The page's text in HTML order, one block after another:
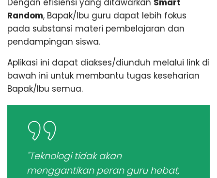
Dengan efisiensi yang ditawarkan Smart
Random, Bapak/Ibu guru dapat lebih fokus
pada substansi materi pembelajaran dan
pendampingan siswa.
Aplikasi ini dapat diakses/diunduh melalui link di
bawah ini untuk membantu tugas keseharian
Bapak/Ibu semua.
"Teknologi tidak akan
menggantikan peran guru hebat,